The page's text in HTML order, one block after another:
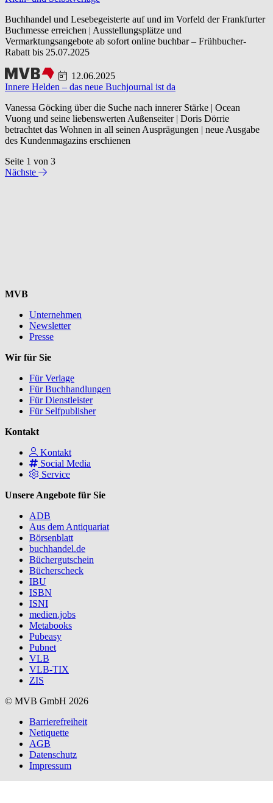
Buchhandel und Lesebegeisterte auf und im Vorfeld der Frankfurter
Buchmesse erreichen | Ausstellungsplätze und
Vermarktungsangebote ab sofort online buchbar – Frühbucher-
Rabatt bis 25.07.2025
12.06.2025
Innere Helden – das neue Buchjournal ist da
Vanessa Göcking über die Suche nach innerer Stärke | Ocean
Vuong und seine liebenswerten Außenseiter | Doris Dörrie
betrachtet das Wohnen in all seinen Ausprägungen | neue Ausgabe
des Kundenmagazins erschienen
Seite 1 von 3
Nächste
MVB
Unternehmen
Newsletter
Presse
Wir für Sie
Für Verlage
Für Buchhandlungen
Für Dienstleister
Für Selfpublisher
Kontakt
Kontakt
Social Media
Service
Unsere Angebote für Sie
ADB
Aus dem Antiquariat
Börsenblatt
buchhandel.de
Büchergutschein
Bücherscheck
IBU
ISBN
ISNI
medien.jobs
Metabooks
Pubeasy
Pubnet
VLB
VLB-TIX
ZIS
© MVB GmbH 2026
Barrierefreiheit
Netiquette
AGB
Datenschutz
Impressum